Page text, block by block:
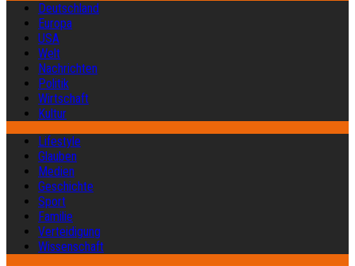
Deutschland
Europa
USA
Welt
Nachrichten
Politik
Wirtschaft
Kultur
Lifestyle
Glauben
Medien
Geschichte
Sport
Familie
Verteidigung
Wissenschaft